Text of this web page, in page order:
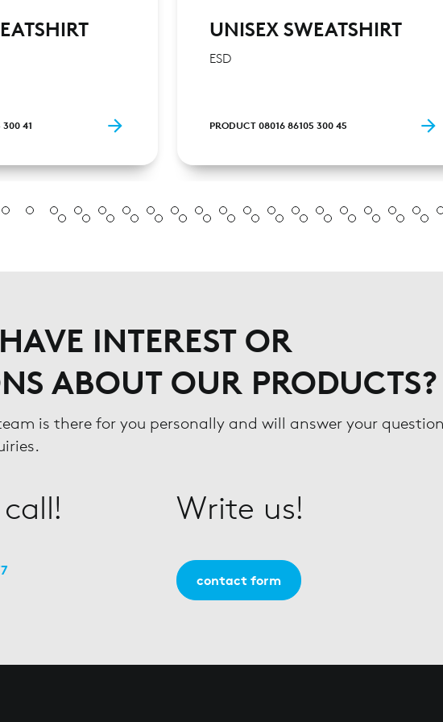
300 41
UNISEX SWEATSHIRT
ESD
PRODUCT 08016 86105 300 45
INTEREST OR
ABOUT OUR PRODUCTS?
is there for you personally and will answer your
Write us!
contact form